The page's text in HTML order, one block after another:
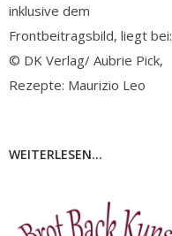
inklusive dem
Frontbeitragsbild, liegt bei:
© DK Verlag/ Aubrie Pick,
Rezepte: Maurizio Leo
WEITERLESEN...